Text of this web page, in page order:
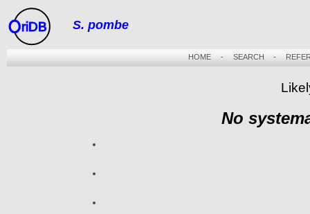
riDB S. pombe
HOME- SEARCH -
No